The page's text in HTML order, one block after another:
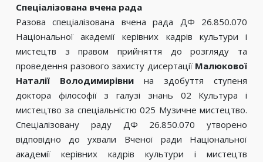
Спеціалізована вчена рада
Разова спеціалізована вчена рада ДФ 26.850.070
Національної академії керівних кадрів культури і
мистецтв з правом прийняття до розгляду та
проведення разового захисту дисертації Малюкової
Наталії Володимирівни на здобуття ступеня
доктора філософії з галузі знань 02 Культура і
мистецтво за спеціальністю 025 Музичне мистецтво.
Спеціалізовану раду ДФ 26.850.070 утворено
відповідно до ухвали Вченої ради Національної
академії керівних кадрів культури і мистецтв